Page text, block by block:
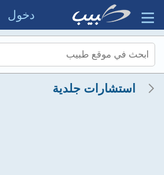
دخول
استشارات جلدية